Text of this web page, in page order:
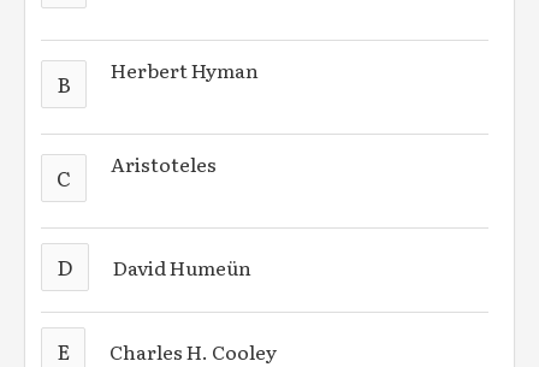
B Herbert Hyman
C Aristoteles
D David Humeün
E Charles H. Cooley